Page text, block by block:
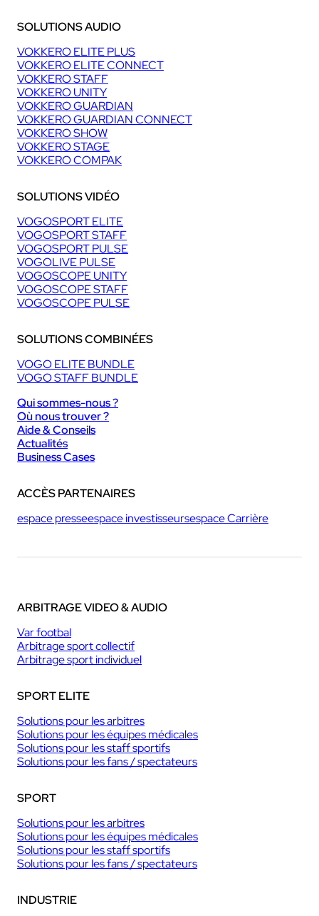
SOLUTIONS AUDIO
VOKKERO ELITE PLUS
VOKKERO ELITE CONNECT
VOKKERO STAFF
VOKKERO UNITY
VOKKERO GUARDIAN
VOKKERO GUARDIAN CONNECT
VOKKERO SHOW
VOKKERO STAGE
VOKKERO COMPAK
SOLUTIONS VIDÉO
VOGOSPORT ELITE
VOGOSPORT STAFF
VOGOSPORT PULSE
VOGOLIVE PULSE
VOGOSCOPE UNITY
VOGOSCOPE STAFF
VOGOSCOPE PULSE
SOLUTIONS COMBINÉES
VOGO ELITE BUNDLE
VOGO STAFF BUNDLE
Qui sommes-nous ?
Où nous trouver ?
Aide & Conseils
Actualités
Business Cases
ACCÈS PARTENAIRES
espace presseespace investisseursespace Carrière
ARBITRAGE VIDEO & AUDIO
Var footbal
Arbitrage sport collectif
Arbitrage sport individuel
SPORT ELITE
Solutions pour les arbitres
Solutions pour les équipes médicales
Solutions pour les staff sportifs
Solutions pour les fans / spectateurs
SPORT
Solutions pour les arbitres
Solutions pour les équipes médicales
Solutions pour les staff sportifs
Solutions pour les fans / spectateurs
INDUSTRIE